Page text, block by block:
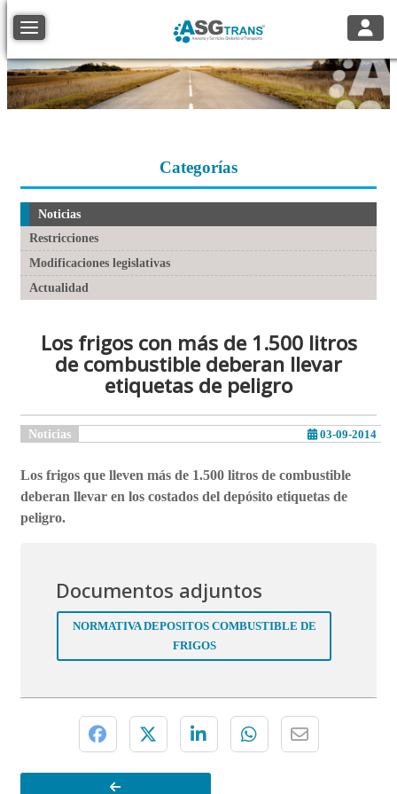
Toggle navigation
Categorías
Noticias
Restricciones
Modificaciones legislativas
Actualidad
Los frigos con más de 1.500 litros
de combustible deberan llevar
etiquetas de peligro
Noticias 03-09-2014
Los frigos que lleven más de 1.500 litros de combustible
deberan llevar en los costados del depósito etiquetas de
peligro.
Documentos adjuntos
NORMATIVA DEPOSITOS COMBUSTIBLE DE
FRIGOS